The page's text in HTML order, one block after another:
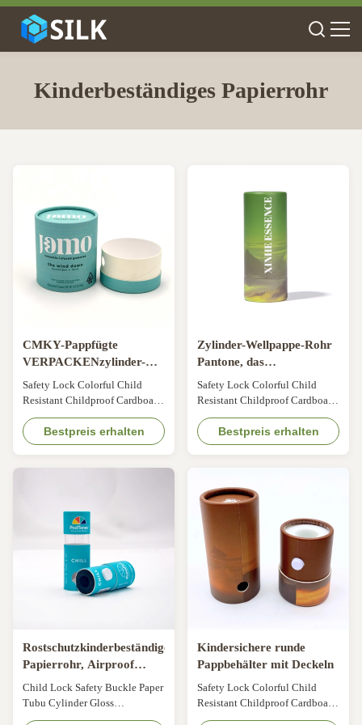
Kinderbeständiges Papierrohr
CMKY-Pappfügte
VERPACKENzylinder-
kindersichere
Prägungsblase ein
Safety Lock Colorful Child
Resistant Childproof Cardboard
Preroll Packaging Cylinder
Paper Tube Packaging Size
Customized Color CMYK,
cardboard Logo Full color,
golden hot stamping, silver hot-
stamping, emboss, ...
Bestpreis erhalten
Zylinder-Wellpappe-Rohr
Pantone, das
kindersicheren Matte
Lamination druckt
Safety Lock Colorful Child
Resistant Childproof Cardboard
Preroll Packaging Cylinder
Paper Tube Packaging Size
Customized Color CMYK,
paper/fancy paper, kraft paper,
cardboard Logo Full color,
golden hot stamping, silver hot-
stamping, emboss, ...
Bestpreis erhalten
Rostschutzkinderbeständiges
Papierrohr, Airproof
wiederverwendbares
Papprollenverpacken
Child Lock Safety Buckle Paper
Tubu Cylinder Gloss
Lamination Full Paper Can
Kindersichere runde
Pappbehälter mit Deckeln
Safety Lock Colorful Child
Resistant Childproof Cardboard
Preroll Packaging Cylinder